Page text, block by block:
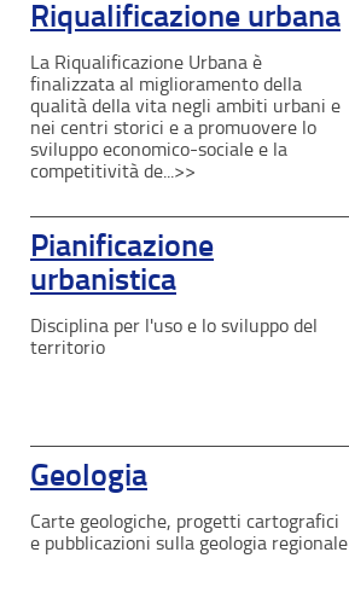
Riqualificazione urbana
La Riqualificazione Urbana è
finalizzata al miglioramento della
qualità della vita negli ambiti urbani e
nei centri storici e a promuovere lo
sviluppo economico-sociale e la
competitività de...>>
Pianificazione
urbanistica
Disciplina per l'uso e lo sviluppo del
territorio
Geologia
Carte geologiche, progetti cartografici
e pubblicazioni sulla geologia regionale